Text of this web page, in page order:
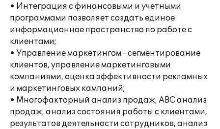
• Интеграция с финансовыми и учетными
программами позволяет создать единое
информационное пространство по работе с
клиентами;
• Управление маркетингом - сегментирование
клиентов, управление маркетинговыми
компаниями, оценка эффективности рекламных
и маркетинговых кампаний;
• Многофакторный анализ продаж, АВС анализ
продаж, анализ состояния работы с клиентами,
результатов деятельности сотрудников, анализ